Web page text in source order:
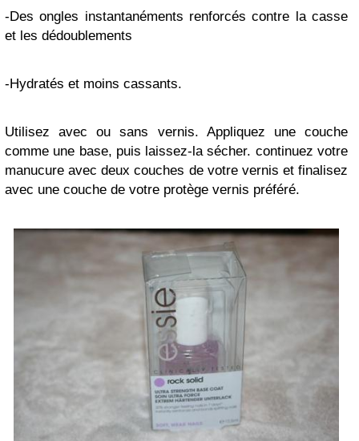
-Des ongles instantanéments renforcés contre la casse
et les dédoublements
-Hydratés et moins cassants.
Utilisez avec ou sans vernis. Appliquez une couche
comme une base, puis laissez-la sécher. continuez votre
manucure avec deux couches de votre vernis et finalisez
avec une couche de votre protège vernis préféré.